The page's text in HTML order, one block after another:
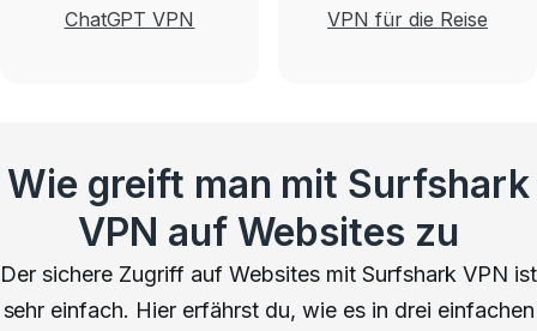
ChatGPT VPN VPN für die Reise
Wie greift man mit Surfshark
VPN auf Websites zu
Der sichere Zugriff auf Websites mit Surfshark VPN ist
sehr einfach. Hier erfährst du, wie es in drei einfachen